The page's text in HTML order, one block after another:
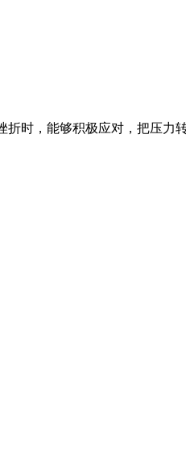
时，能够积极应对，把压力